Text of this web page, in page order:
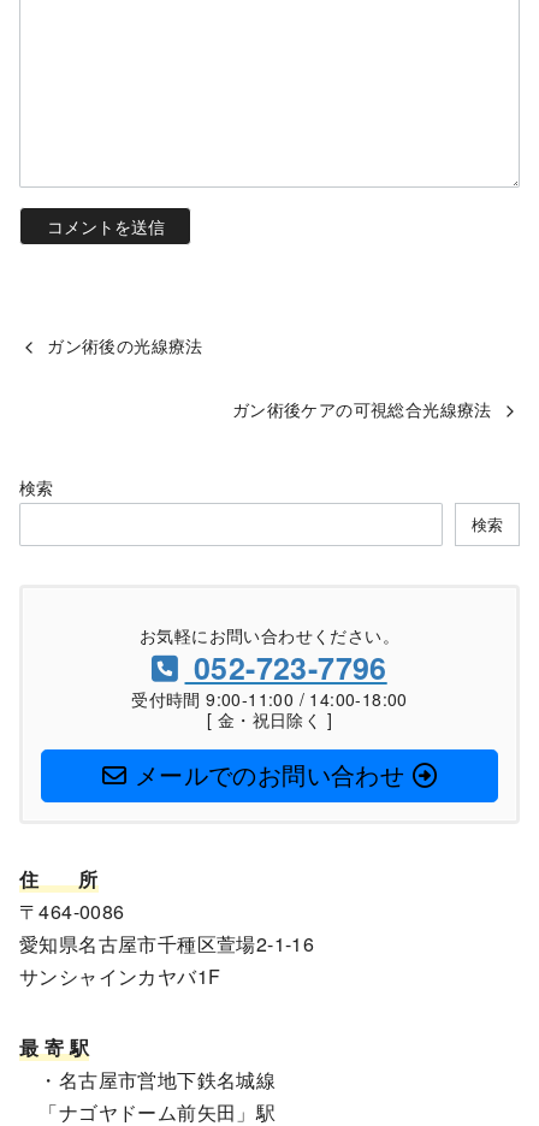
ガン術後の光線療法
ガン術後ケアの可視総合光線療法
検索
検索
お気軽にお問い合わせください。
052-723-7796
受付時間 9:00-11:00 / 14:00-18:00
[ 金・祝日除く ]
メールでのお問い合わせ
住
所
〒464-0086
愛知県名古屋市千種区萱場2-1-16
サンシャインカヤバ1F
最 寄 駅
・名古屋市営地下鉄名城線
「ナゴヤドーム前矢田」駅